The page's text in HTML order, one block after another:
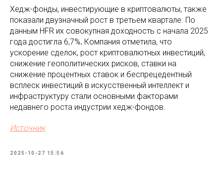
Хедж-фонды, инвестирующие в криптовалюты, также
показали двузначный рост в третьем квартале. По
данным HFR их совокупная доходность с начала 2025
года достигла 6,7%. Компания отметила, что
ускорение сделок, рост криптовалютных инвестиций,
снижение геополитических рисков, ставки на
снижение процентных ставок и беспрецедентный
всплеск инвестиций в искусственный интеллект и
инфраструктуру стали основными факторами
недавнего роста индустрии хедж-фондов.
Источник
2025-10-27 15:56